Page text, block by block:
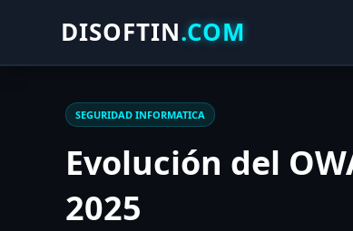
DISOFTIN.COM
SEGURIDAD INFORMATICA
Evolución del
2025